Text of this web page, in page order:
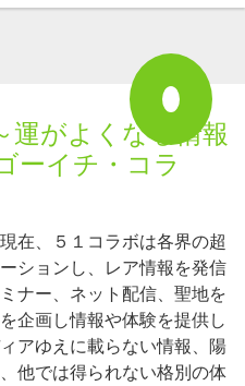
がよくなる情報
ーイチ・コラ
在、５１コラボは各界の超
ションし、レア情報を発信
ナー、ネット配信、聖地を
企画し情報や体験を提供し
アゆえに載らない情報、陽
他では得られない格別の体